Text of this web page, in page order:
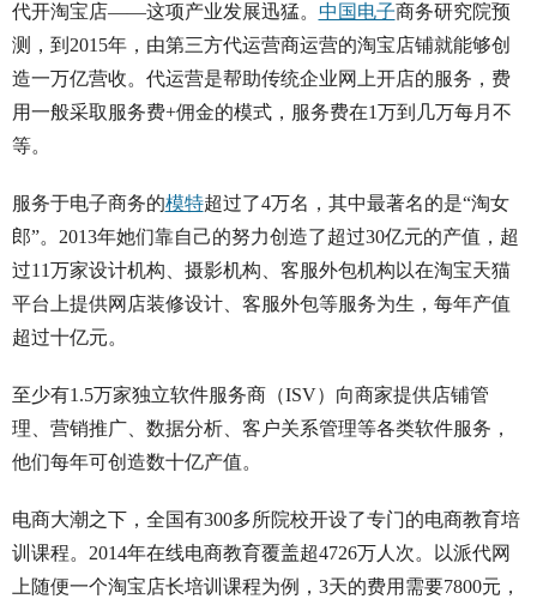
代开淘宝店——这项产业发展迅猛。 中国电子商务研究院预
测，到2015年，由第三方代运营商运营的淘宝店铺就能够创
造一万亿营收。代运营是帮助传统企业网上开店的服务，费
用一般采取服务费+佣金的模式，服务费在1万到几万每月不
等。
服务于电子商务的模特超过了4万名，其中最著名的是“淘女
郎”。2013年她们靠自己的努力创造了超过30亿元的产值，超
过11万家设计机构、摄影机构、客服外包机构以在淘宝天猫
平台上提供网店装修设计、客服外包等服务为生，每年产值
超过十亿元。
至少有1.5万家独立软件服务商（ISV）向商家提供店铺管
理、营销推广、数据分析、客户关系管理等各类软件服务，
他们每年可创造数十亿产值。
电商大潮之下，全国有300多所院校开设了专门的电商教育培
训课程。2014年在线电商教育覆盖超4726万人次。以派代网
上随便一个淘宝店长培训课程为例，3天的费用需要7800元，